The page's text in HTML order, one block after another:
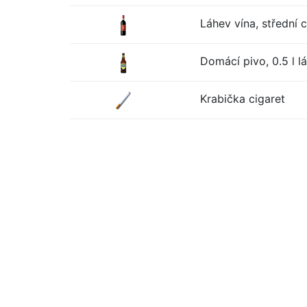
Láhev vína, střední
Domácí pivo, 0.5 l
Krabička cigaret